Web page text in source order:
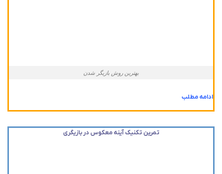
بهترین روش بازیگر شدن
ادامه مطلب
تمرین تکنیک آینه معکوس در بازیگری